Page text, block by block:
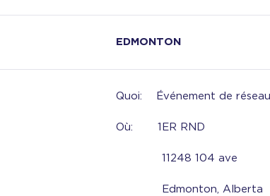
EDMONTON
Quoi: Événement de
Où: 1ER RND
11248 104 ave
Edmonton, Alberta